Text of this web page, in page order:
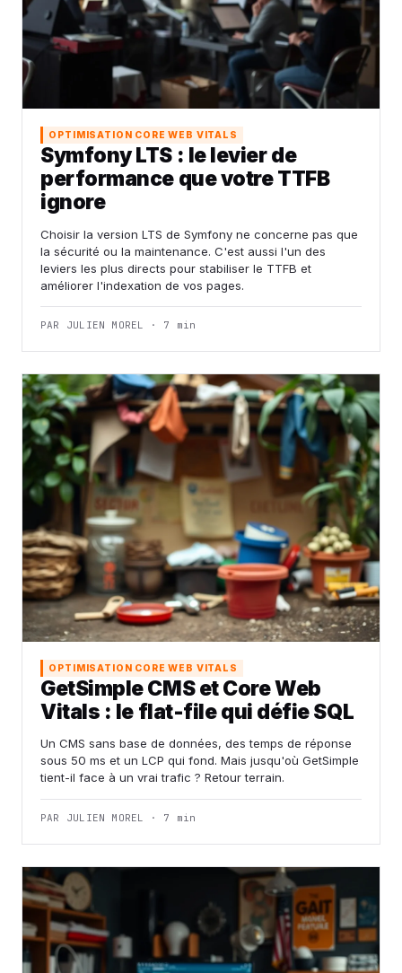
OPTIMISATION CORE WEB VITALS
Symfony LTS : le levier de
performance que votre TTFB
ignore
Choisir la version LTS de Symfony ne concerne pas que
la sécurité ou la maintenance. C'est aussi l'un des
leviers les plus directs pour stabiliser le TTFB et
améliorer l'indexation de vos pages.
PAR JULIEN MOREL · 7 min
OPTIMISATION CORE WEB VITALS
GetSimple CMS et Core Web
Vitals : le flat-file qui défie SQL
Un CMS sans base de données, des temps de réponse
sous 50 ms et un LCP qui fond. Mais jusqu'où GetSimple
tient-il face à un vrai trafic ? Retour terrain.
PAR JULIEN MOREL · 7 min